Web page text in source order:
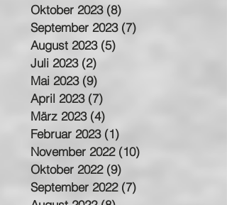
Oktober 2023 (8)
September 2023 (7)
August 2023 (5)
Juli 2023 (2)
Mai 2023 (9)
April 2023 (7)
März 2023 (4)
Februar 2023 (1)
November 2022 (10)
Oktober 2022 (9)
September 2022 (7)